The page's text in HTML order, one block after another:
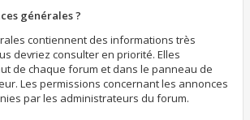
générales ?
contiennent des informations très
devriez consulter en priorité. Elles
de chaque forum et dans le panneau de
Les permissions concernant les annonces
par les administrateurs du forum.